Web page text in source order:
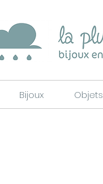
Bijoux Objets